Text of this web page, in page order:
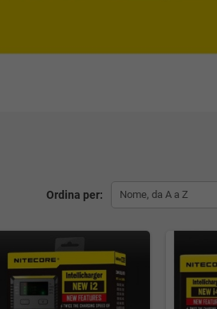
Ordina per: Nome, da A a Z